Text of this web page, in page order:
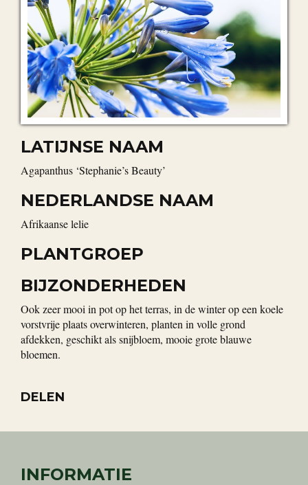
LATIJNSE NAAM
Agapanthus ‘Stephanie’s Beauty’
NEDERLANDSE NAAM
Afrikaanse lelie
PLANTGROEP
BIJZONDERHEDEN
Ook zeer mooi in pot op het terras, in de winter op een koele
vorstvrije plaats overwinteren, planten in volle grond
afdekken, geschikt als snijbloem, mooie grote blauwe
bloemen.
DELEN
INFORMATIE